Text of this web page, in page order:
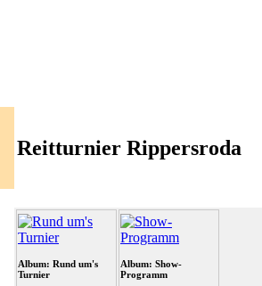
Reitturnier Rippersroda
Album: Rund um's
Turnier
Album: Show-
Programm